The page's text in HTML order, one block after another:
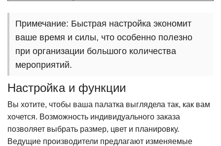
Примечание: Быстрая настройка экономит
ваше время и силы, что особенно полезно
при организации большого количества
мероприятий.
Настройка и функции
Вы хотите, чтобы ваша палатка выглядела так, как вам
хочется. Возможность индивидуального заказа
позволяет выбрать размер, цвет и планировку.
Ведущие производители предлагают изменяемые